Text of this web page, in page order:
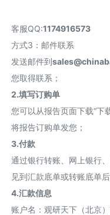
客服QQ:1174916573
方式3：邮件联系
发送邮件到
您取得联系；
2.填写订购单
您可以从报告页面下载“下
将报告订购单发您；
3.付款
通过银行转账、网上银行
见到汇款底单或转账底单
4.汇款信息
账户名：观研天下（北京